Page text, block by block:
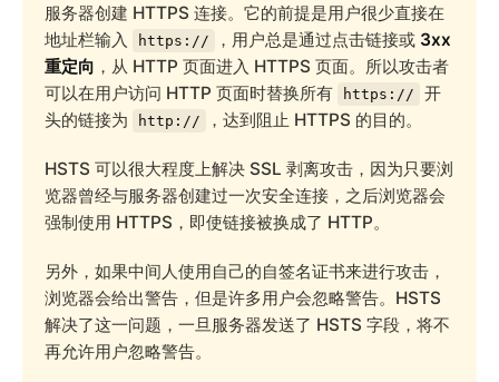
服务器创建 HTTPS 连接。它的前提是用户很少直接在
地址栏输入
https:// ，用户总是通过点击链接或 3xx
重定向 ，从 HTTP 页面进入 HTTPS 页面。所以攻击者
可以在用户访问 HTTP 页面时替换所有
https://
开
头的链接为
http:// ，达到阻止 HTTPS 的目的。
HSTS 可以很大程度上解决 SSL 剥离攻击，因为只要浏
览器曾经与服务器创建过一次安全连接，之后浏览器会
强制使用 HTTPS，即使链接被换成了 HTTP。
另外，如果中间人使用自己的自签名证书来进行攻击，
浏览器会给出警告，但是许多用户会忽略警告。HSTS
解决了这一问题，一旦服务器发送了 HSTS 字段，将不
再允许用户忽略警告。